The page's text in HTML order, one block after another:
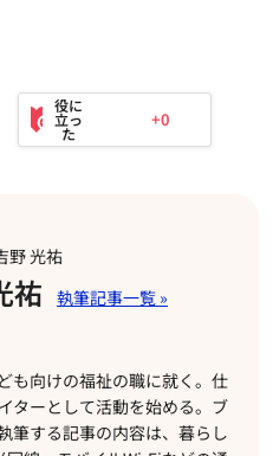
+0
野 光祐
祐
も向けの福祉の職に就く。仕
ターとして活動を始める。ブ
筆する記事の内容は、暮らし